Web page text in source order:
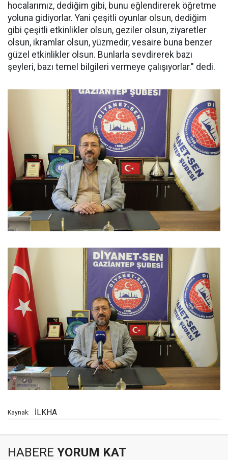
hocalarımız, dediğim gibi, bunu eğlendirerek öğretme
yoluna gidiyorlar. Yani çeşitli oyunlar olsun, dediğim
gibi çeşitli etkinlikler olsun, geziler olsun, ziyaretler
olsun, ikramlar olsun, yüzmedir, vesaire buna benzer
güzel etkinlikler olsun. Bunlarla sevdirerek bazı
şeyleri, bazı temel bilgileri vermeye çalışıyorlar." dedi.
Kaynak: İLKHA
HABERE YORUM KAT